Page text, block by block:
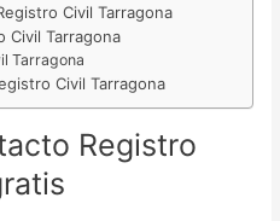
Civil Tarragona
Civil Tarragona
Tarragona
Civil Tarragona
Registro